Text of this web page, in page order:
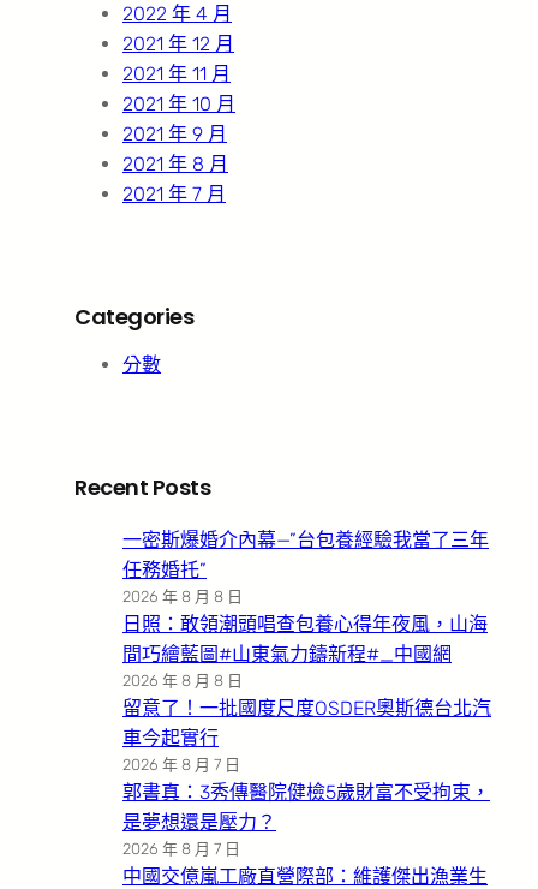
2022 年 4 月
2021 年 12 月
2021 年 11 月
2021 年 10 月
2021 年 9 月
2021 年 8 月
2021 年 7 月
Categories
分數
Recent Posts
一密斯爆婚介內幕—”台包養經驗我當了三年
任務婚托”
2026 年 8 月 8 日
日照：敢領潮頭唱查包養心得年夜風，山海
間巧繪藍圖#山東氣力鑄新程#_中國網
2026 年 8 月 8 日
留意了！一批國度尺度OSDER奧斯德台北汽
車今起實行
2026 年 8 月 7 日
郭書真：3秀傳醫院健檢5歲財富不受拘束，
是夢想還是壓力？
2026 年 8 月 7 日
中國交億嵐工廠直營際部：維護傑出漁業生